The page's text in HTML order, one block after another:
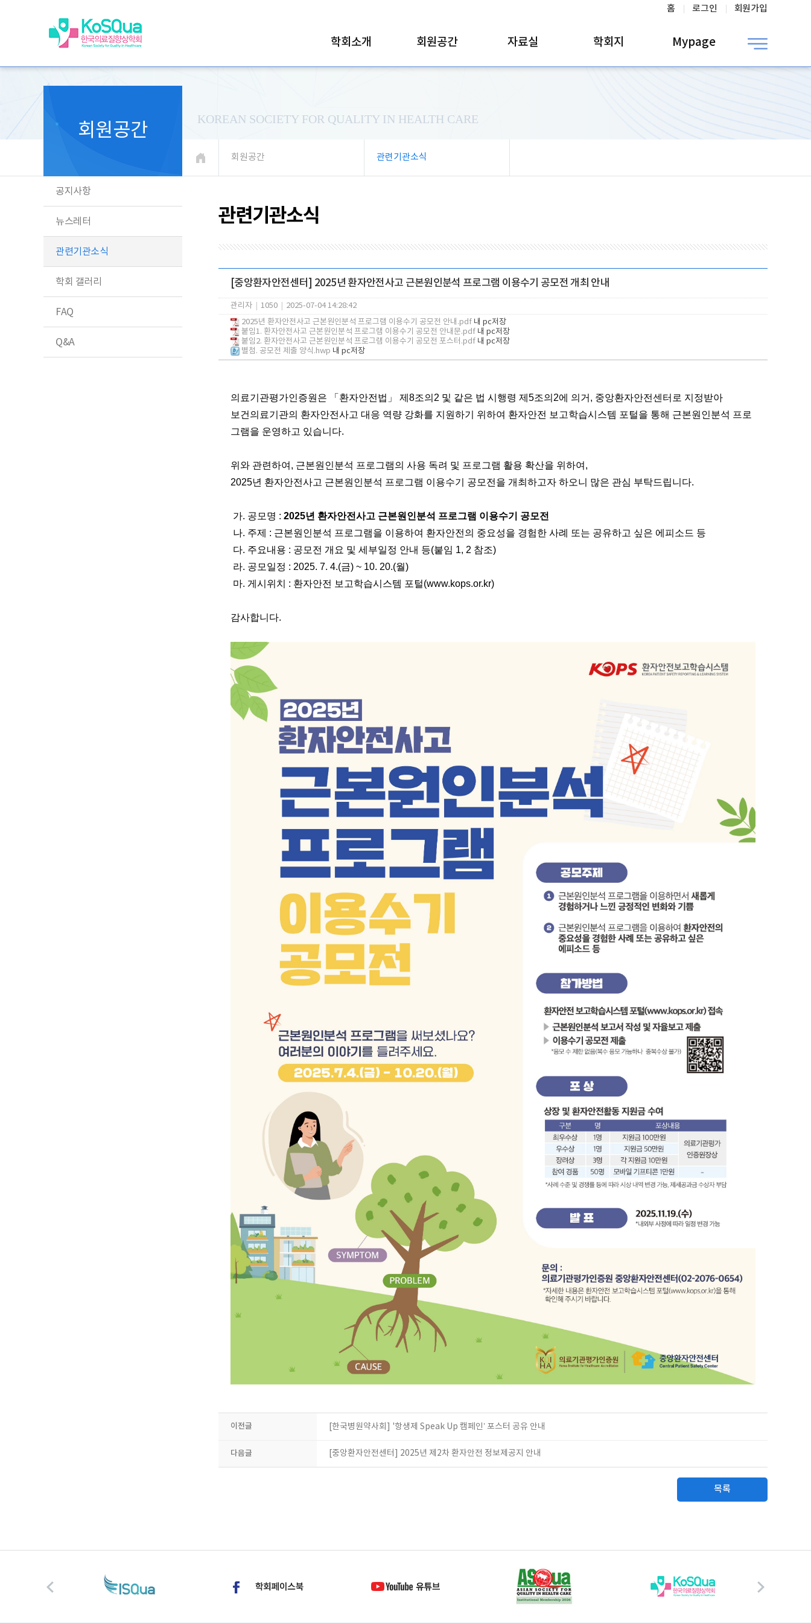
홈 로그인 회원가입
학회소개 회원공간 자료실 학회지 Mypage
KOREAN SOCIETY FOR QUALITY IN HEALTH CARE
회원공간 관련기관소식
회원공간
공지사항
뉴스레터
관련기관소식
학회 갤러리
FAQ
Q&A
관련기관소식
[중앙환자안전센터] 2025년 환자안전사고 근본원인분석 프로그램 이용수기 공모전 개최 안내
관리자 1050
2025-07-04 14:28:42
2025년 환자안전사고 근본원인분석 프로그램 이용수기 공모전 안내.pdf 내 pc저장
붙임1. 환자안전사고 근본원인분석 프로그램 이용수기 공모전 안내문.pdf 내 pc저장
붙임2. 환자안전사고 근본원인분석 프로그램 이용수기 공모전 포스터.pdf 내 pc저장
별첨. 공모전 제출 양식.hwp 내 pc저장
의료기관평가인증원은
「환자안전법」 제8조의2 및 같은 법 시행령 제5조의2에 의거, 중앙환자안전센터로 지정받아
보건의료기관의 환자안전사고 대응 역량 강화를 지원하기 위하여 환자안전 보고학습시스템 포털을 통해 근본원인분석 프로
그램을 운영하고 있습니다.
위와 관련하여, 근본원인분석 프로그램의 사용 독려 및 프로그램 활용 확산을 위하여,
2025년 환자안전사고 근본원인분석 프로그램 이용수기 공모전을 개최하고자 하오니 많은 관심 부탁드립니다.
가. 공모명 : 2025년 환자안전사고 근본원인분석 프로그램 이용수기 공모전
나. 주제 : 근본원인분석 프로그램을 이용하여 환자안전의 중요성을 경험한 사례 또는 공유하고 싶은 에피소드 등
다. 주요내용 : 공모전 개요 및 세부일정 안내 등(붙임 1, 2 참조)
라. 공모일정 : 2025. 7. 4.(금) ~ 10. 20.(월)
마. 게시위치 : 환자안전 보고학습시스템 포털(www.kops.or.kr)
감사합니다.
이전글 [한국병원약사회] '항생제 Speak Up 캠페인’ 포스터 공유 안내
다음글 [중앙환자안전센터] 2025년 제2차 환자안전 정보제공지 안내
목록